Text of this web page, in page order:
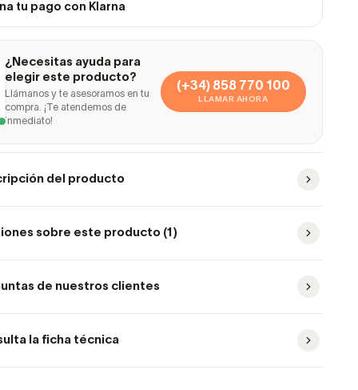
tu pago con Klarna
¿Necesitas ayuda para
elegir este producto?
Llámanos y te asesoramos en tu
compra. ¡Te atendemos de
inmediato!
(+34) 858 770 100
LLAMAR AHORA
del producto
sobre este producto (1)
de nuestros clientes
la ficha técnica